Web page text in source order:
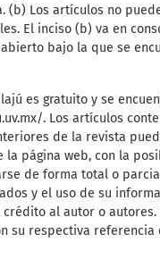
(b) Los artículos no
El inciso (b) va en
bajo la que se
es gratuito y se
. Los artículos
de la revista
la página web, con la
de forma total o
y el uso de su
al autor o autores.
su respectiva referencia